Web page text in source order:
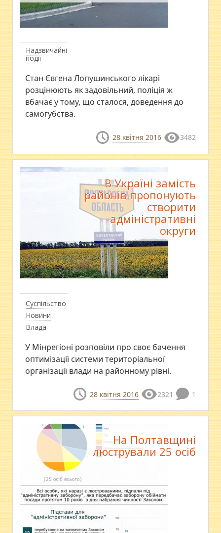
Надзвичайні
події
Стан Євгена Лопушинського лікарі
розцінюють як задовільний, поліція ж
вбачає у тому, що сталося, доведення до
самогубства.
28 квітня 2016 3482
Суспільство
Новини
Влада
В Україні замість
районів пропонують
створити
адміністративні
округи
У Мінрегіоні розповіли про своє бачення
оптимізації системи територіальної
організації влади на районному рівні.
28 квітня 2016 2321 1
На Полтавщині
люстрували 25 осіб